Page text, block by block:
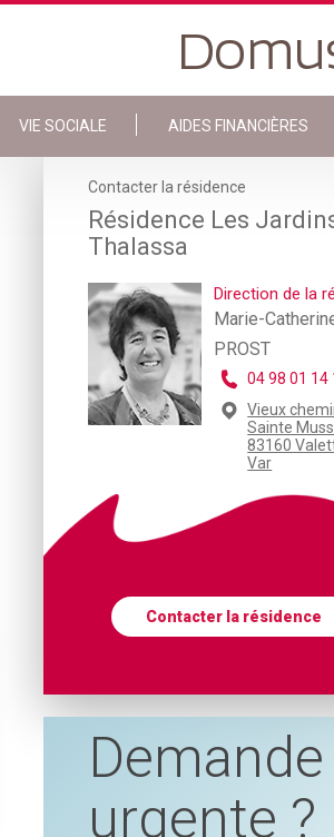
VIE SOCIALE AIDES FINANCIÈRES
Contacter la résidence
Résidence Les
Thalassa
Direction de la
Marie-
PROST
04 98 01 14
Vieux
Sainte
83160
Var
Contacter la résidence
Demande
urgente ?